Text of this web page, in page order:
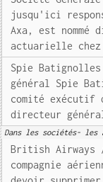
jusqu'ici
Axa, est
actuarielle chez
Spie Batignolles
général Spie
comité exécutif
directeur
Dans les sociétés- les
British Airways
compagnie